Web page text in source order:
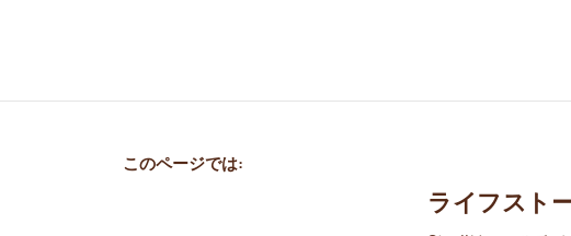
このページでは:
ライフスト